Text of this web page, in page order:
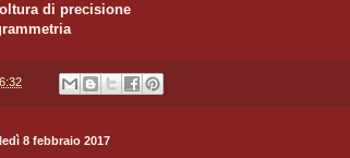
di precisione
8 febbraio 2017